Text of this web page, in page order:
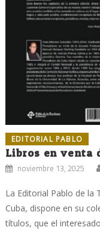
EDITORIAL PABLO
Libros en venta
noviembre 13, 2025
La Editorial Pablo de la
Cuba, dispone en su
títulos, que el